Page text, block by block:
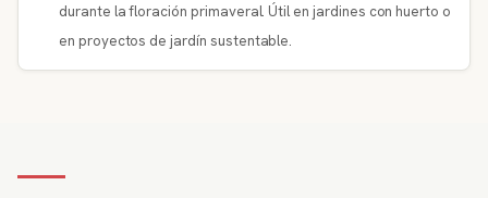
durante la floración primaveral. Útil en jardines con huerto o
en proyectos de jardín sustentable.